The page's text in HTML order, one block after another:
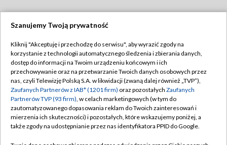
TVP
Abonament TVP
Emisja w TVP
Centrum informacji TVP
Naziemna Telewizja Cyfrowa
Regulamin TVP
Polityka prywatności
Moje zgody
Pomoc
Szanujemy Twoją prywatność
Kliknij "Akceptuję i przechodzę do serwisu", aby wyrazić zgody na
korzystanie z technologii automatycznego śledzenia i zbierania danych,
dostęp do informacji na Twoim urządzeniu końcowym i ich
przechowywanie oraz na przetwarzanie Twoich danych osobowych przez
nas, czyli Telewizję Polską S.A. w likwidacji (zwaną dalej również „TVP”),
Zaufanych Partnerów z IAB* (1201 firm) oraz pozostałych Zaufanych
Partnerów TVP (93 firm), w celach marketingowych (w tym do
zautomatyzowanego dopasowania reklam do Twoich zainteresowań i
mierzenia ich skuteczności) i pozostałych, które wskazujemy poniżej, a
także zgody na udostępnianie przez nas identyfikatora PPID do Google.